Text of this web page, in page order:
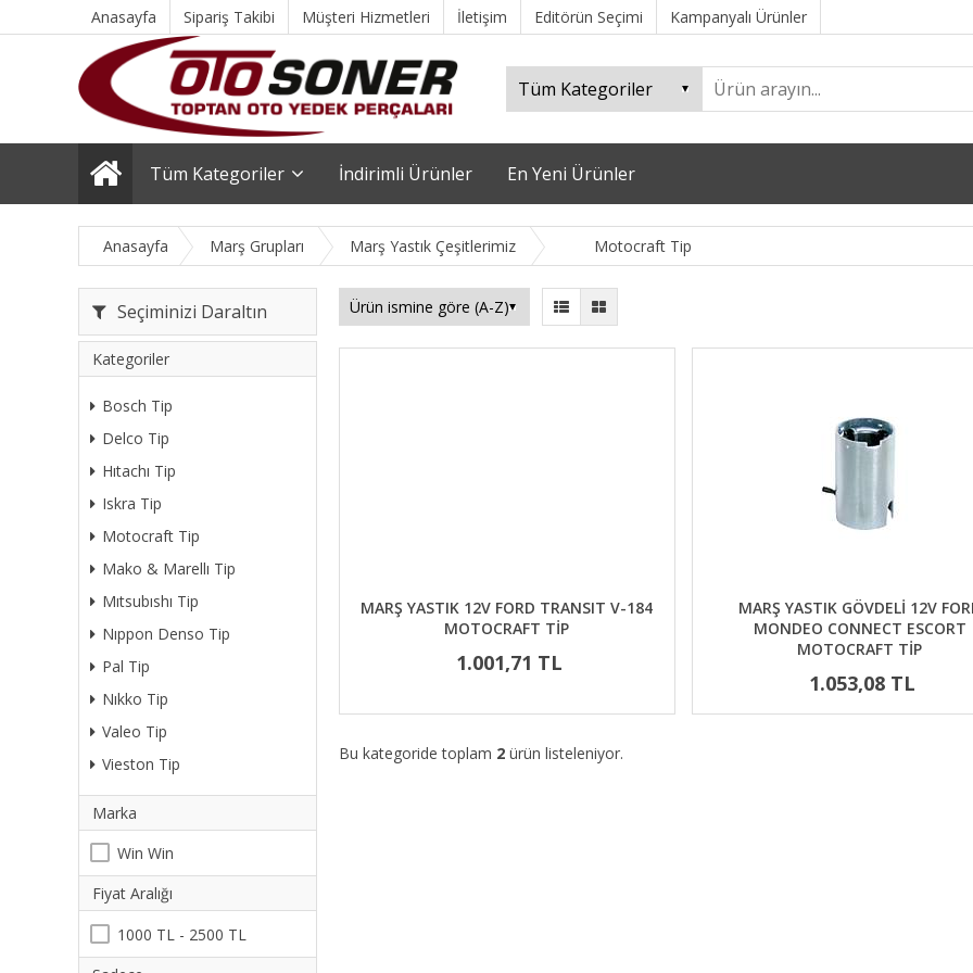
Anasayfa Sipariş Takibi Müşteri Hizmetleri İletişim Editörün Seçimi Kampanyalı Ürünler
Tüm Kategoriler İndirimli Ürünler En Yeni Ürünler
Anasayfa Marş Grupları Marş Yastık Çeşitlerimiz Motocraft Tip
Seçiminizi Daraltın
Kategoriler
Bosch Tip
Delco Tip
Hıtachı Tip
Iskra Tip
Motocraft Tip
Mako & Marellı Tip
Mıtsubıshı Tip
Nıppon Denso Tip
Pal Tip
Nıkko Tip
Valeo Tip
Vieston Tip
Marka
Win Win
Fiyat Aralığı
1000 TL - 2500 TL
MARŞ YASTIK 12V FORD TRANSIT V-184
MOTOCRAFT TİP
1.001,71 TL
MARŞ YASTIK GÖVDELİ 12V
MONDEO CONNECT ESCORT
MOTOCRAFT TİP
1.053,08 TL
Bu kategoride toplam 2 ürün listeleniyor.